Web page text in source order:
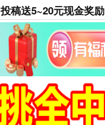
投稿送5~20元现金奖励